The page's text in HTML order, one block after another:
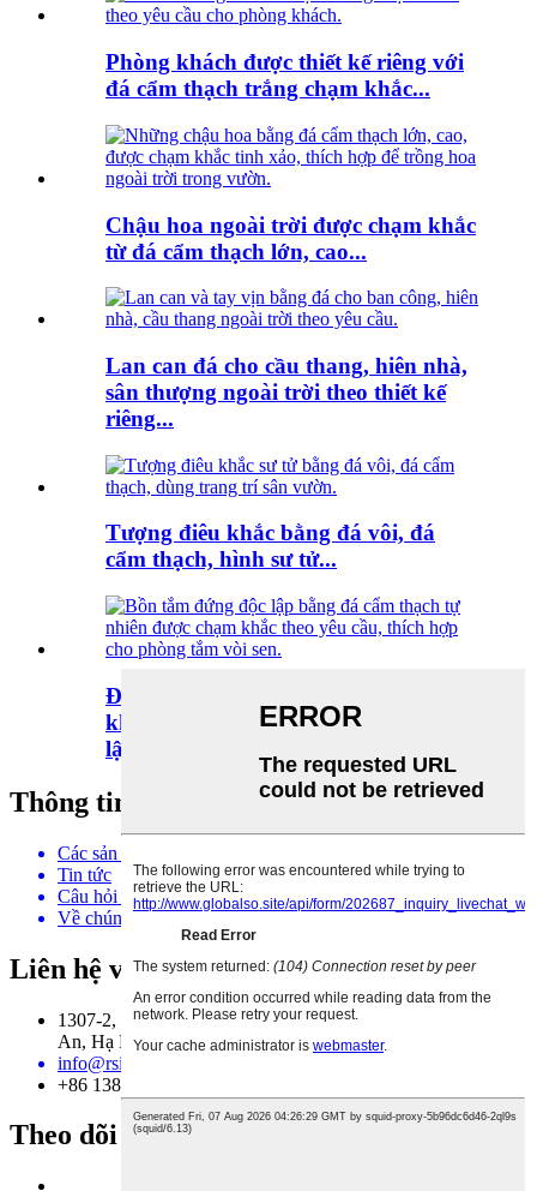
Phòng khách được thiết kế riêng với
đá cẩm thạch trắng chạm khắc...
Chậu hoa ngoài trời được chạm khắc
từ đá cẩm thạch lớn, cao...
Lan can đá cho cầu thang, hiên nhà,
sân thượng ngoài trời theo thiết kế
riêng...
Tượng điêu khắc bằng đá vôi, đá
cẩm thạch, hình sư tử...
Đá cẩm thạch tự nhiên được chạm
khắc theo yêu cầu, có thể đặt độc
lập...
Thông tin
Các sản phẩm
Tin tức
Câu hỏi thường gặp
Về chúng tôi
Liên hệ với chúng tôi
1307-2, Quốc tế Hualun, Số 1, Đường Guyan, Quận Tương
An, Hạ Môn Phúc Kiến Trung Quốc
info@rsincn.com
+86 13806015457
Theo dõi chúng tôi